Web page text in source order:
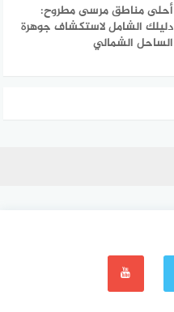
أحلى مناطق مرسى مطروح:
دليلك الشامل لاستكشاف جوهرة
الساحل الشمالي